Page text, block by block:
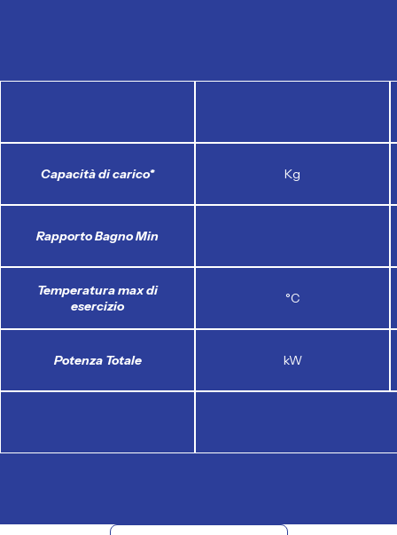
Capacità di carico* Kg
Rapporto Bagno Min
Temperatura max di
esercizio
°C
Potenza Totale kW